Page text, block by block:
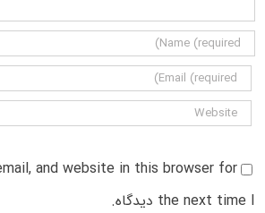
and website in this browser for
the next time I دیدگاه.